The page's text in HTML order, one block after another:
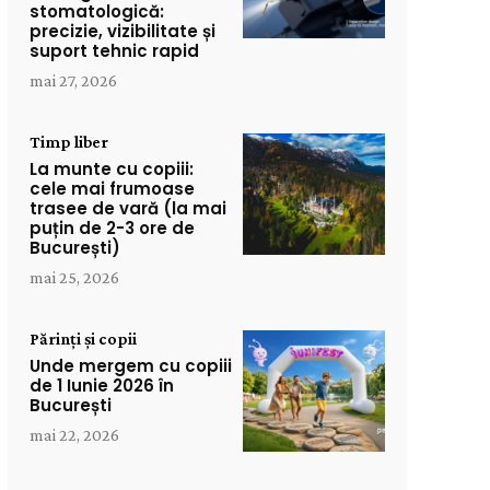
stomatologică:
precizie, vizibilitate și
suport tehnic rapid
mai 27, 2026
Timp liber
La munte cu copiii:
cele mai frumoase
trasee de vară (la mai
puțin de 2-3 ore de
București)
mai 25, 2026
Părinți și copii
Unde mergem cu copiii
de 1 Iunie 2026 în
București
mai 22, 2026